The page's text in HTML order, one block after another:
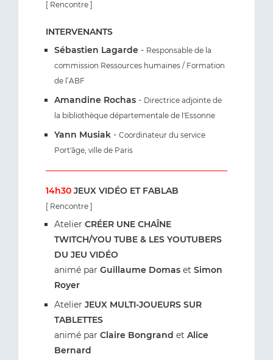
[ Rencontre ]
INTERVENANTS
Sébastien Lagarde - Responsable de la
commission Ressources humaines / Formation
de l’ABF
Amandine Rochas - Directrice adjointe de
la bibliothèque départementale de l'Essonne
Yann Musiak - Coordinateur du service
Port'âge, ville de Paris
14h30 JEUX VIDÉO ET FABLAB
[ Rencontre ]
Atelier CRÉER UNE CHAÎNE
TWITCH/YOU TUBE & LES YOUTUBERS
DU JEU VIDÉO
animé par Guillaume Domas et Simon
Royer
Atelier JEUX MULTI-JOUEURS SUR
TABLETTES
animé par Claire Bongrand et Alice
Bernard